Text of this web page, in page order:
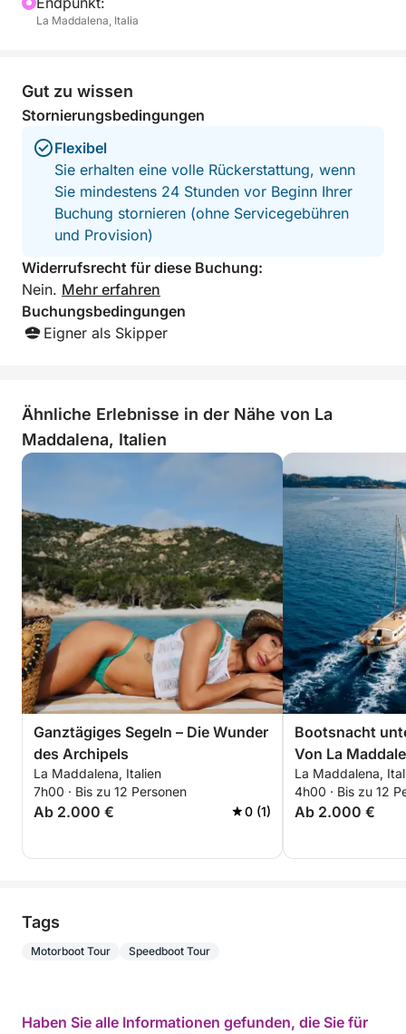
abseits der Massen inmitten der unberührten Natur
einer der schönsten Ecken des Mittelmeers
verbringen möchten.
Buchen Sie jetzt Ihren Traumtag!
La Maddalena, Italia
Gut zu wissen
Stornierungsbedingungen
Flexibel
Sie erhalten eine volle Rückerstattung, wenn
Sie mindestens 24 Stunden vor Beginn Ihrer
Buchung stornieren (ohne Servicegebühren
und Provision)
Widerrufsrecht für diese Buchung:
Nein. Mehr erfahren
Buchungsbedingungen
Eigner als Skipper
Ähnliche Erlebnisse in der Nähe von La
Maddalena, Italien
Ganztägiges Segeln – Die Wunder
des Archipels
La Maddalena, Italien
7h00 · Bis zu 12 Personen
Ab 2.000 € 0 (1)
Bootsnacht
Von La
Stefano
La Maddalena,
4h00 · Bis zu 12
Ab 2.000 €
Tags
Motorboot Tour Speedboot Tour
Haben Sie alle Informationen gefunden, die Sie für